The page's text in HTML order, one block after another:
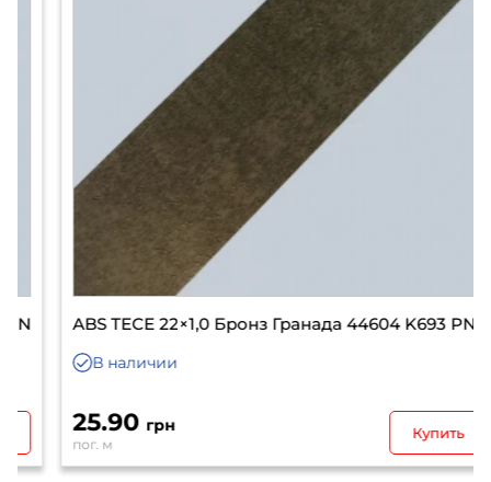
ABS TECE 22×1,0 Бронз Гранада 44604 K693 PN
В наличии
25.90грн
пог. м
Купить